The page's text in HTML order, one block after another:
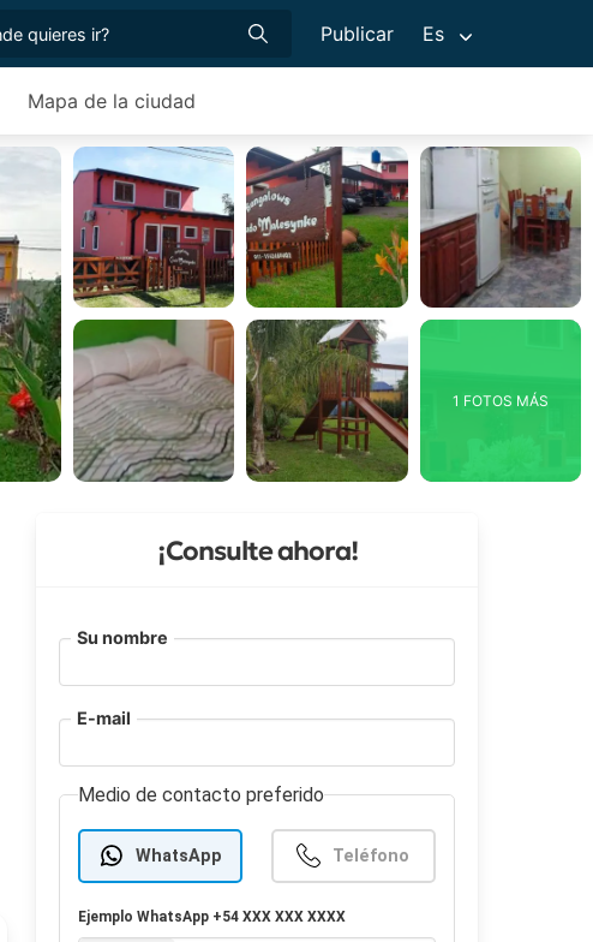
Publicar Es
Mapa de la ciudad
1 FOTOS MÁS
¡Consulte ahora!
Su nombre
E-mail
Medio de contacto preferido
WhatsApp Teléfono
EjemploWhatsApp +54 XXX XXX XXXX